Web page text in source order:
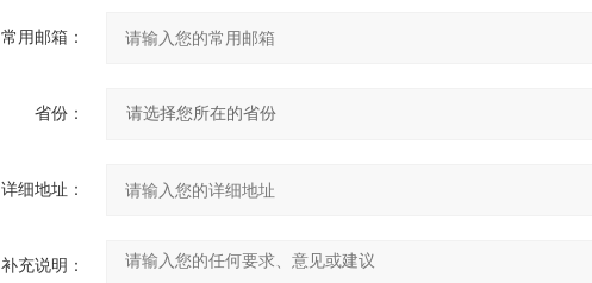
常用邮箱：
省份：
详细地址：
补充说明：